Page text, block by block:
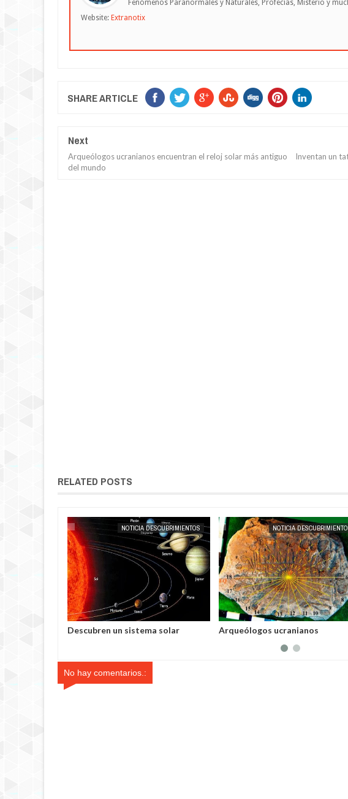
Fenómenos Paranormales y Naturales, Profecías, Misterio y
Website: Extranotix
SHARE ARTICLE
Next
Arqueólogos ucranianos encuentran el reloj solar más antiguo
del mundo
Inventan un
RELATED POSTS
NOTICIA DESCUBRIMIENTOS
Descubren un sistema solar
NOTICIA
Arqueólogos ucranianos
antiguo del mundo
EXTRANOTIX MISTERIO EXTRANOTIX MISTERIO
No hay comentarios.: